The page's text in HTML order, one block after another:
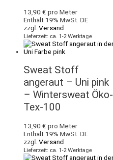
13,90 € pro Meter
Enthält 19% MwSt. DE
zzgl. Versand
Lieferzeit: ca. 1-2 Werktage
Sweat Stoff
angeraut – Uni pink
– Wintersweat Öko-
Tex-100
13,90 € pro Meter
Enthält 19% MwSt. DE
zzgl. Versand
Lieferzeit: ca. 1-2 Werktage